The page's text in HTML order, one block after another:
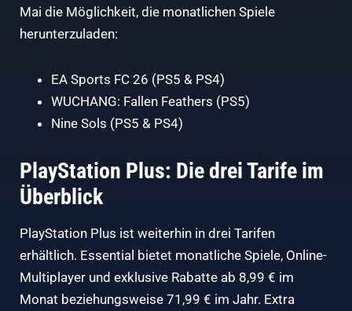
Mai die Möglichkeit, die monatlichen Spiele
herunterzuladen:
EA Sports FC 26 (PS5 & PS4)
WUCHANG: Fallen Feathers (PS5)
Nine Sols (PS5 & PS4)
PlayStation Plus: Die drei Tarife im
Überblick
PlayStation Plus ist weiterhin in drei Tarifen
erhältlich. Essential bietet monatliche Spiele, Online-
Multiplayer und exklusive Rabatte ab 8,99 € im
Monat beziehungsweise 71,99 € im Jahr. Extra